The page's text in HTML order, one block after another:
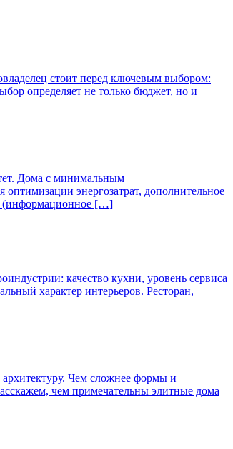
стоит перед ключевым выбором:
определяет не только бюджет, но и
Дома с минимальным
энергозатрат, дополнительное
(информационное […]
качество кухни, уровень сервиса
характер интерьеров. Ресторан,
Чем сложнее формы и
чем примечательны элитные дома